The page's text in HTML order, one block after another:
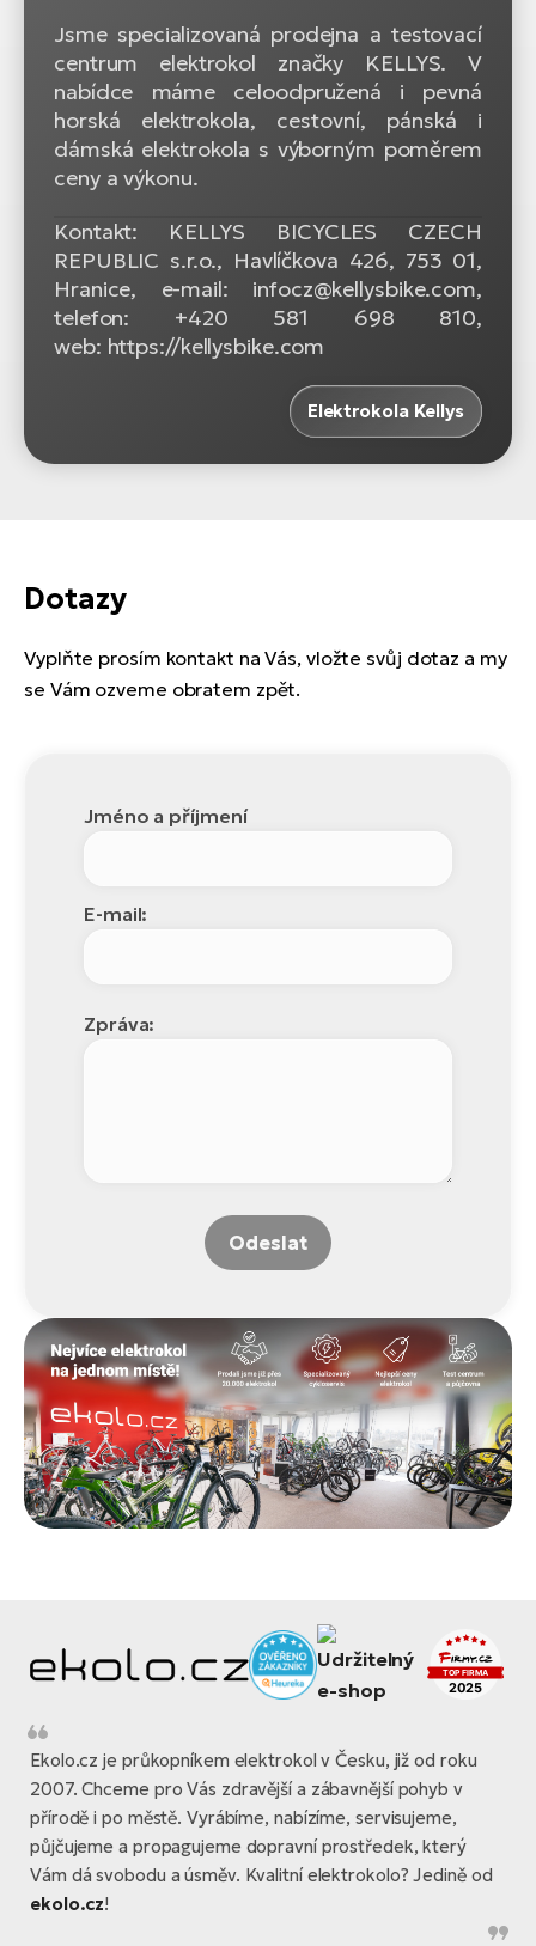
Jsme specializovaná prodejna a testovací
centrum elektrokol značky KELLYS. V
nabídce máme celoodpružená i pevná
horská elektrokola, cestovní, pánská i
dámská elektrokola s výborným poměrem
ceny a výkonu.
Kontakt: KELLYS BICYCLES CZECH
REPUBLIC s.r.o., Havlíčkova 426, 753 01,
Hranice, e-mail: infocz@kellysbike.com,
telefon: +420 581 698 810,
web: https://kellysbike.com
Elektrokola Kellys
Dotazy
Vyplňte prosím kontakt na Vás, vložte svůj dotaz a my
se Vám ozveme obratem zpět.
Jméno a příjmení
E-mail:
Zpráva:
Odeslat
Ekolo.cz je průkopníkem elektrokol v Česku, již od roku
2007. Chceme pro Vás zdravější a zábavnější pohyb v
přírodě i po městě. Vyrábíme, nabízíme, servisujeme,
půjčujeme a propagujeme dopravní prostředek, který
Vám dá svobodu a úsměv. Kvalitní elektrokolo? Jedině od
ekolo.cz!